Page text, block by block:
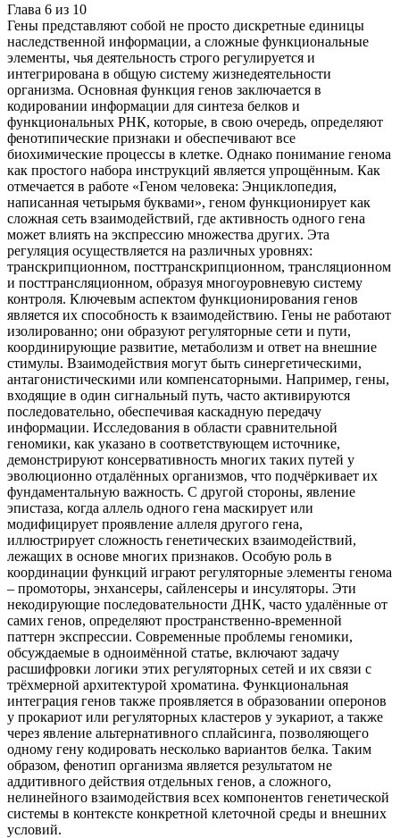
Глава 6 из 10
Гены представляют собой не просто дискретные единицы
наследственной информации, а сложные функциональные
элементы, чья деятельность строго регулируется и
интегрирована в общую систему жизнедеятельности
организма. Основная функция генов заключается в
кодировании информации для синтеза белков и
функциональных РНК, которые, в свою очередь, определяют
фенотипические признаки и обеспечивают все
биохимические процессы в клетке. Однако понимание генома
как простого набора инструкций является упрощённым. Как
отмечается в работе «Геном человека: Энциклопедия,
написанная четырьмя буквами», геном функционирует как
сложная сеть взаимодействий, где активность одного гена
может влиять на экспрессию множества других. Эта
регуляция осуществляется на различных уровнях:
транскрипционном, посттранскрипционном, трансляционном
и посттрансляционном, образуя многоуровневую систему
контроля. Ключевым аспектом функционирования генов
является их способность к взаимодействию. Гены не работают
изолированно; они образуют регуляторные сети и пути,
координирующие развитие, метаболизм и ответ на внешние
стимулы. Взаимодействия могут быть синергетическими,
антагонистическими или компенсаторными. Например, гены,
входящие в один сигнальный путь, часто активируются
последовательно, обеспечивая каскадную передачу
информации. Исследования в области сравнительной
геномики, как указано в соответствующем источнике,
демонстрируют консервативность многих таких путей у
эволюционно отдалённых организмов, что подчёркивает их
фундаментальную важность. С другой стороны, явление
эпистаза, когда аллель одного гена маскирует или
модифицирует проявление аллеля другого гена,
иллюстрирует сложность генетических взаимодействий,
лежащих в основе многих признаков. Особую роль в
координации функций играют регуляторные элементы генома
– промоторы, энхансеры, сайленсеры и инсуляторы. Эти
некодирующие последовательности ДНК, часто удалённые от
самих генов, определяют пространственно-временной
паттерн экспрессии. Современные проблемы геномики,
обсуждаемые в одноимённой статье, включают задачу
расшифровки логики этих регуляторных сетей и их связи с
трёхмерной архитектурой хроматина. Функциональная
интеграция генов также проявляется в образовании оперонов
у прокариот или регуляторных кластеров у эукариот, а также
через явление альтернативного сплайсинга, позволяющего
одному гену кодировать несколько вариантов белка. Таким
образом, фенотип организма является результатом не
аддитивного действия отдельных генов, а сложного,
нелинейного взаимодействия всех компонентов генетической
системы в контексте конкретной клеточной среды и внешних
условий.